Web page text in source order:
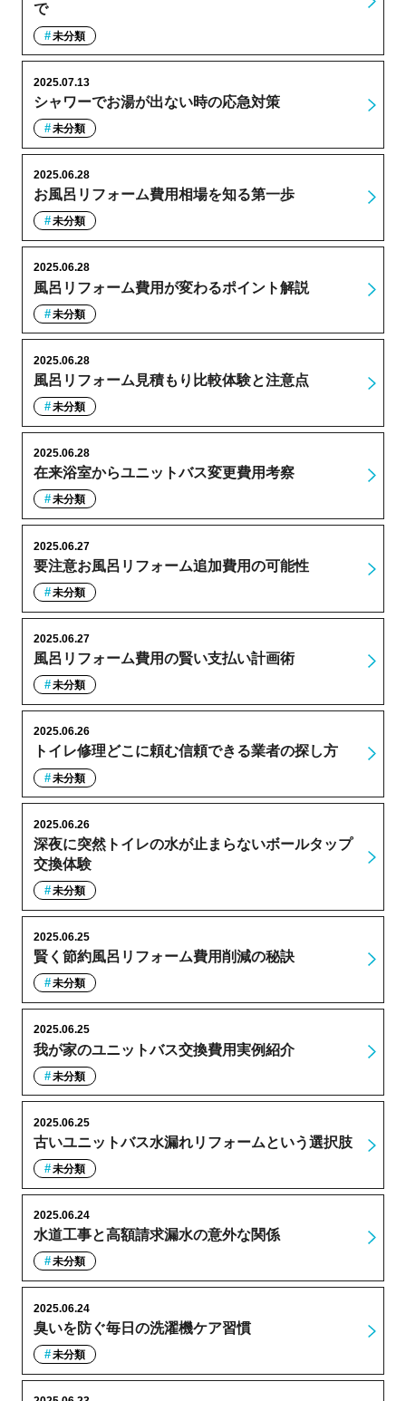
で
未分類
シャワーでお湯が出ない時の応急対策
2025.07.13
未分類
お風呂リフォーム費用相場を知る第一歩
2025.06.28
未分類
風呂リフォーム費用が変わるポイント解説
2025.06.28
未分類
風呂リフォーム見積もり比較体験と注意点
2025.06.28
未分類
在来浴室からユニットバス変更費用考察
2025.06.28
未分類
要注意お風呂リフォーム追加費用の可能性
2025.06.27
未分類
風呂リフォーム費用の賢い支払い計画術
2025.06.27
未分類
トイレ修理どこに頼む信頼できる業者の探し方
2025.06.26
未分類
深夜に突然トイレの水が止まらないボールタップ
交換体験
2025.06.26
未分類
賢く節約風呂リフォーム費用削減の秘訣
2025.06.25
未分類
我が家のユニットバス交換費用実例紹介
2025.06.25
未分類
古いユニットバス水漏れリフォームという選択肢
2025.06.25
未分類
水道工事と高額請求漏水の意外な関係
2025.06.24
未分類
臭いを防ぐ毎日の洗濯機ケア習慣
2025.06.24
未分類